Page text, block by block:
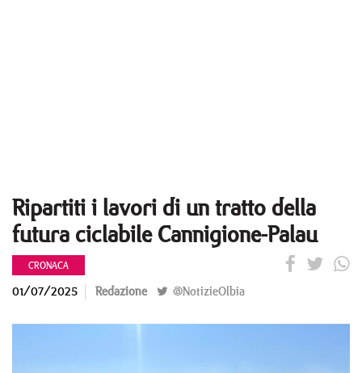
Ripartiti i lavori di un tratto della
futura ciclabile Cannigione-Palau
CRONACA
01/07/2025 Redazione @NotizieOlbia